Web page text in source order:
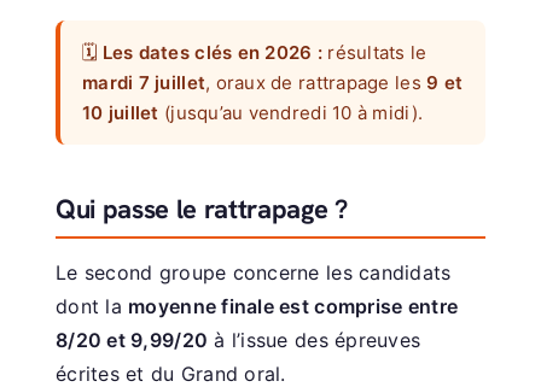
🗓️ Les dates clés en 2026 : résultats le
mardi 7 juillet, oraux de rattrapage les9 et
10 juillet (jusqu’au vendredi 10 à midi).
Qui passe le rattrapage ?
Le second groupe concerne les candidats
dont la moyenne finale est comprise entre
8/20 et 9,99/20 à l’issue des épreuves
écrites et du Grand oral.